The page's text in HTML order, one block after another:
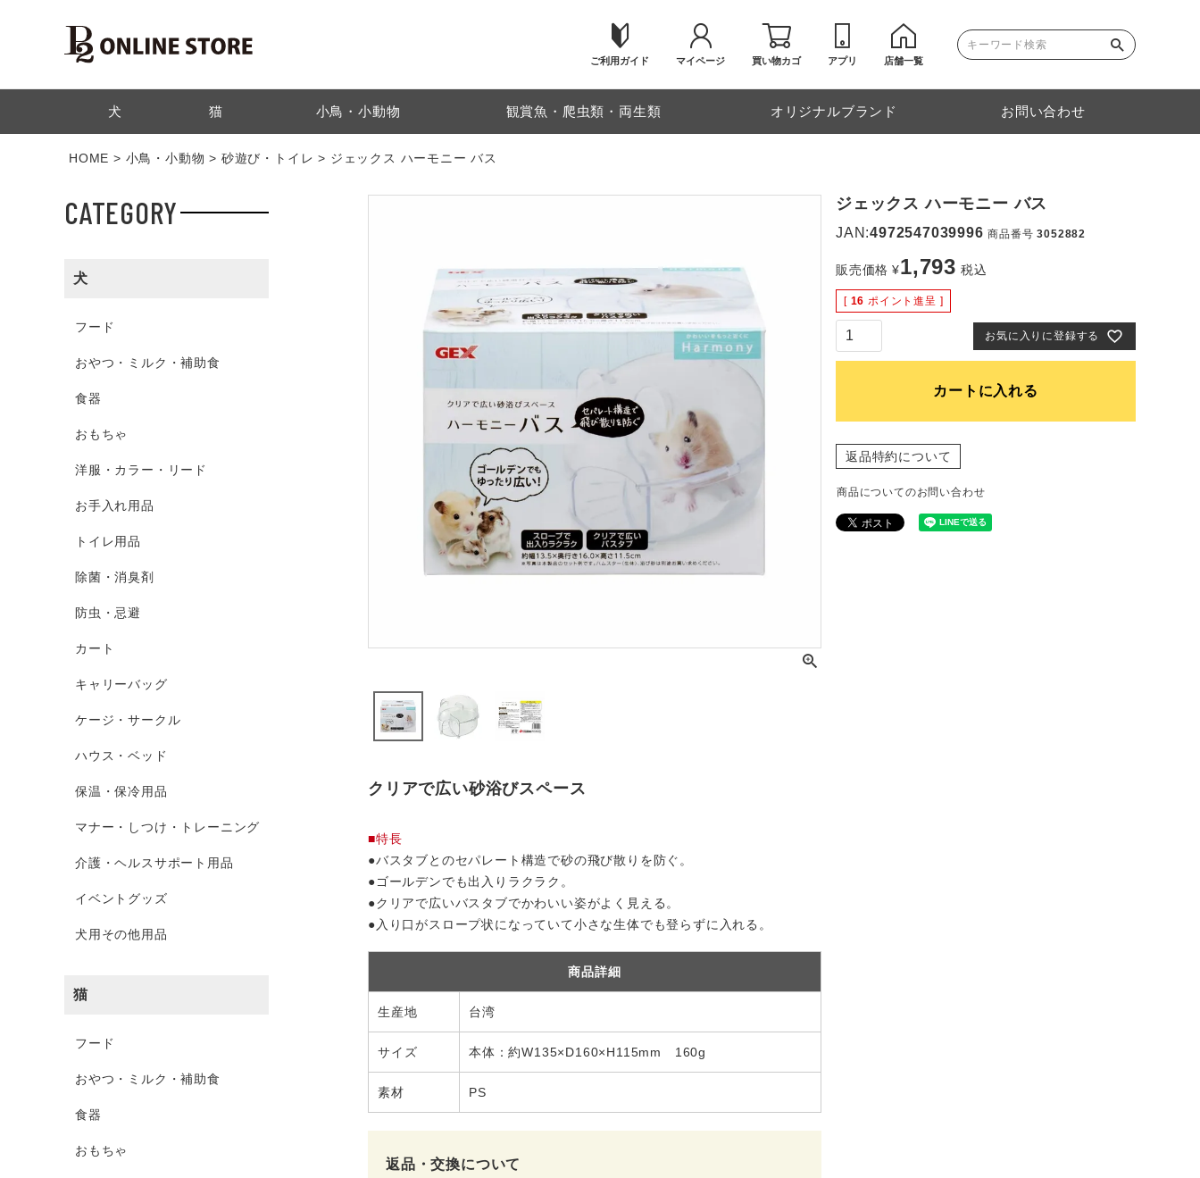
ご利用ガイド マイページ 買い物カゴ アプリ 店舗一覧
検索
犬 猫 小鳥・小動物 観賞魚・爬虫類・両生類 オリジナルブランド お問い合わせ
HOME 小鳥・小動物 砂遊び・トイレ ジェックス ハーモニー バス
CATEGORY
犬
フード
おやつ・ミルク・補助食
食器
おもちゃ
洋服・カラー・リード
お手入れ用品
トイレ用品
除菌・消臭剤
防虫・忌避
カート
キャリーバッグ
ケージ・サークル
ハウス・ベッド
保温・保冷用品
マナー・しつけ・トレーニング
介護・ヘルスサポート用品
イベントグッズ
犬用その他用品
猫
フード
おやつ・ミルク・補助食
食器
おもちゃ
ジェックス ハーモニー バス
JAN:4972547039996 商品番号 3052882
販売価格 ¥1,793 税込
[ 16 ポイント進呈 ]
お気に入りに登録する
カートに入れる
返品特約について
商品についてのお問い合わせ
クリアで広い砂浴びスペース
■特長
●バスタブとのセパレート構造で砂の飛び散りを防ぐ。
●ゴールデンでも出入りラクラク。
●クリアで広いバスタブでかわいい姿がよく見える。
●入り口がスロープ状になっていて小さな生体でも登らずに入れる。
商品詳細
生産地 台湾
サイズ 本体：約W135×D160×H115mm 160g
素材 PS
返品・交換について